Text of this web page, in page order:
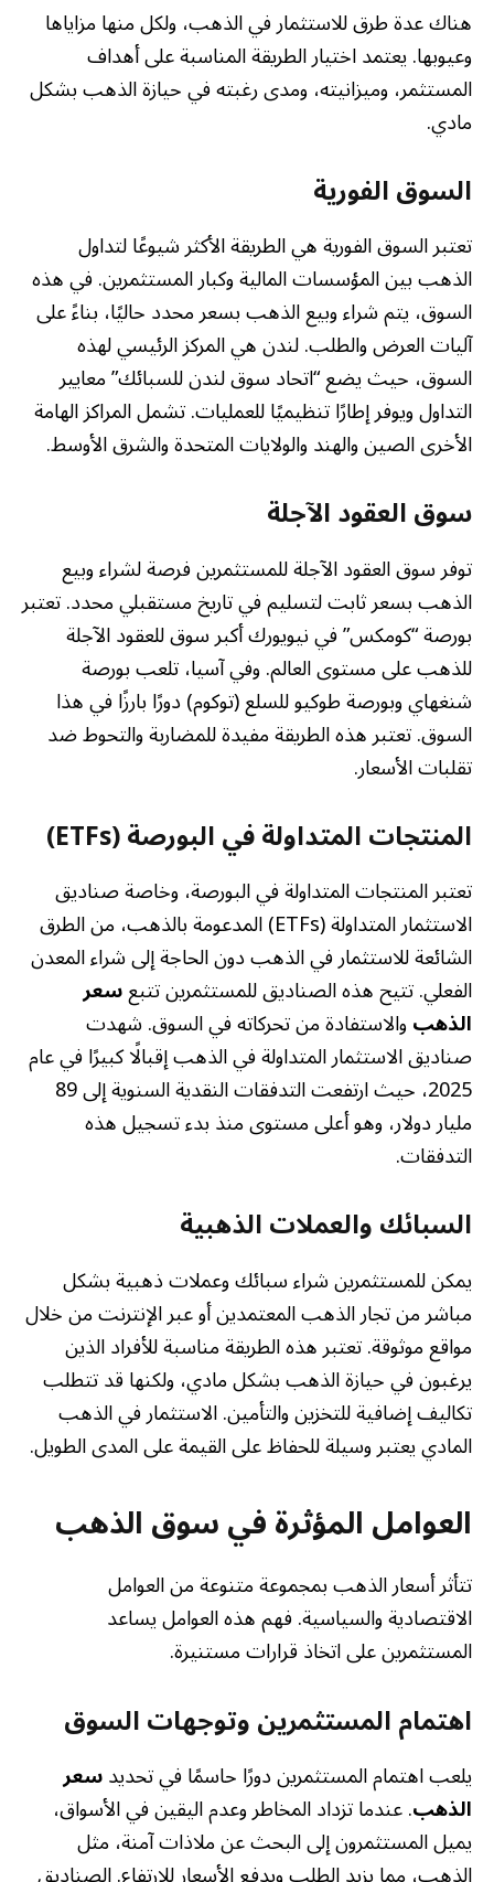
هناك عدة طرق للاستثمار في الذهب، ولكل منها مزاياها
وعيوبها. يعتمد اختيار الطريقة المناسبة على أهداف
المستثمر، وميزانيته، ومدى رغبته في حيازة الذهب بشكل
مادي.
السوق الفورية
تعتبر السوق الفورية هي الطريقة الأكثر شيوعًا لتداول
الذهب بين المؤسسات المالية وكبار المستثمرين. في هذه
السوق، يتم شراء وبيع الذهب بسعر محدد حاليًا، بناءً على
آليات العرض والطلب. لندن هي المركز الرئيسي لهذه
السوق، حيث يضع “اتحاد سوق لندن للسبائك” معايير
التداول ويوفر إطارًا تنظيميًا للعمليات. تشمل المراكز الهامة
الأخرى الصين والهند والولايات المتحدة والشرق الأوسط.
سوق العقود الآجلة
توفر سوق العقود الآجلة للمستثمرين فرصة لشراء وبيع
الذهب بسعر ثابت لتسليم في تاريخ مستقبلي محدد. تعتبر
بورصة “كومكس” في نيويورك أكبر سوق للعقود الآجلة
للذهب على مستوى العالم. وفي آسيا، تلعب بورصة
شنغهاي وبورصة طوكيو للسلع (توكوم) دورًا بارزًا في هذا
السوق. تعتبر هذه الطريقة مفيدة للمضاربة والتحوط ضد
تقلبات الأسعار.
المنتجات المتداولة في البورصة (ETFs)
تعتبر المنتجات المتداولة في البورصة، وخاصة صناديق
الاستثمار المتداولة (ETFs) المدعومة بالذهب، من الطرق
الشائعة للاستثمار في الذهب دون الحاجة إلى شراء المعدن
الفعلي. تتيح هذه الصناديق للمستثمرين تتبعسعر
الذهبوالاستفادة من تحركاته في السوق. شهدت
صناديق الاستثمار المتداولة في الذهب إقبالًا كبيرًا في عام
2025، حيث ارتفعت التدفقات النقدية السنوية إلى 89
مليار دولار، وهو أعلى مستوى منذ بدء تسجيل هذه
التدفقات.
السبائك والعملات الذهبية
يمكن للمستثمرين شراء سبائك وعملات ذهبية بشكل
مباشر من تجار الذهب المعتمدين أو عبر الإنترنت من خلال
مواقع موثوقة. تعتبر هذه الطريقة مناسبة للأفراد الذين
يرغبون في حيازة الذهب بشكل مادي، ولكنها قد تتطلب
تكاليف إضافية للتخزين والتأمين. الاستثمار في الذهب
المادي يعتبر وسيلة للحفاظ على القيمة على المدى الطويل.
العوامل المؤثرة في سوق الذهب
تتأثر أسعار الذهب بمجموعة متنوعة من العوامل
الاقتصادية والسياسية. فهم هذه العوامل يساعد
المستثمرين على اتخاذ قرارات مستنيرة.
اهتمام المستثمرين وتوجهات السوق
يلعب اهتمام المستثمرين دورًا حاسمًا في تحديدسعر
الذهب. عندما تزداد المخاطر وعدم اليقين في الأسواق،
يميل المستثمرون إلى البحث عن ملاذات آمنة، مثل